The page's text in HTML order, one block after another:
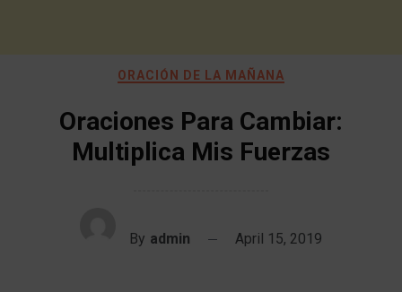
ORACIÓN DE LA MAÑANA
Oraciones Para Cambiar:
Multiplica Mis Fuerzas
By admin April 15, 2019